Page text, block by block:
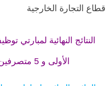
قطاع التجارة الخارجية
الأولى و 5 متصرفين من الدرجة الثالثة